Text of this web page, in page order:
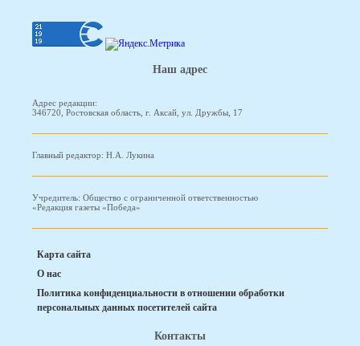
Наш адрес
Адрес редакции:
346720, Ростовская область, г. Аксай, ул. Дружбы, 17
Главный редактор: Н.А. Лукина
Учредитель: Общество с ограниченной ответственностью
«Редакция газеты «Победа»
Карта сайта
О нас
Политика конфиденциальности в отношении обработки
персональных данных посетителей сайта
Контакты